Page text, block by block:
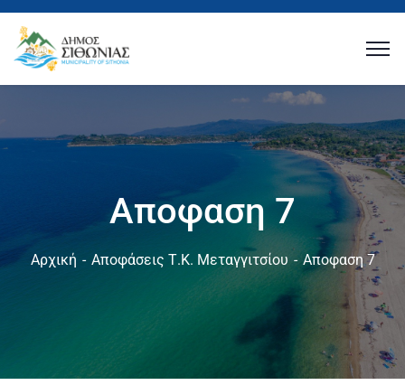
Αποφαση 7
Αρχική Αποφάσεις Τ.Κ. Μεταγγιτσίου Αποφαση 7